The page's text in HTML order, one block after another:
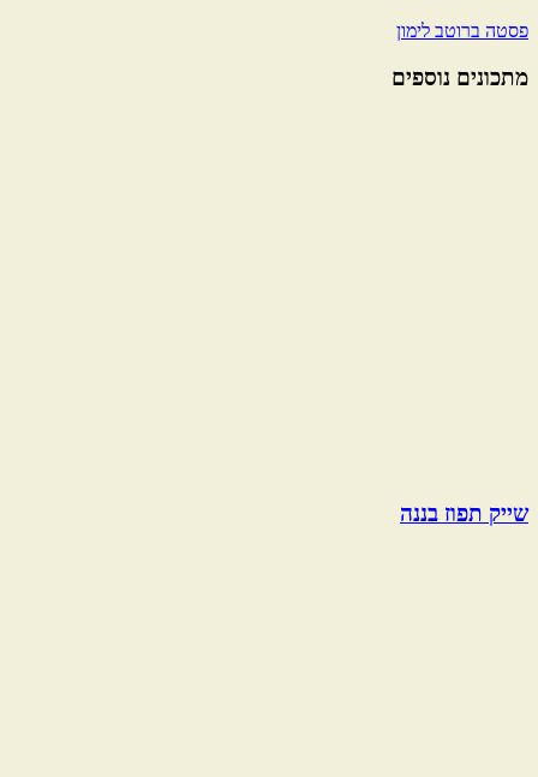
פסטה ברוטב לימון
מתכונים נוספים
שייק תפוז בננה